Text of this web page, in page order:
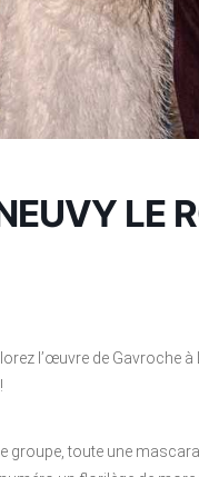
LE
l’œuvre de Gavroche
groupe, toute une